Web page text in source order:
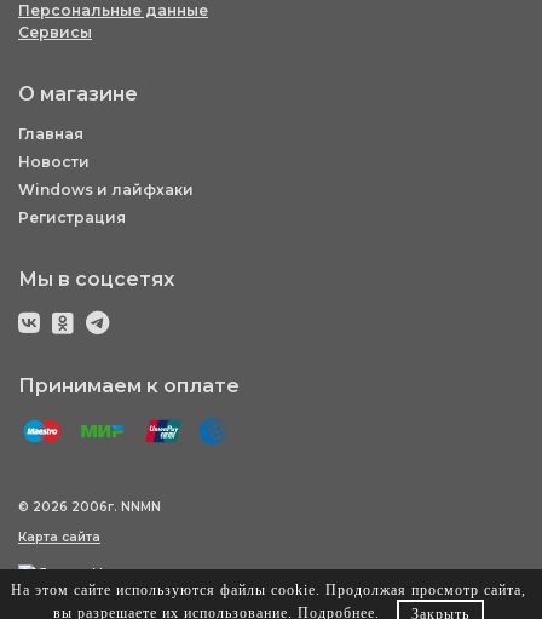
Персональные данные
Сервисы
О магазине
Главная
Новости
Windows и лайфхаки
Регистрация
Мы в соцсетях
Принимаем к оплате
© 2026 2006г. NNMN
Карта сайта
На этом сайте используются файлы cookie. Продолжая просмотр сайта,
вы разрешаете их использование. Подробнее. Закрыть